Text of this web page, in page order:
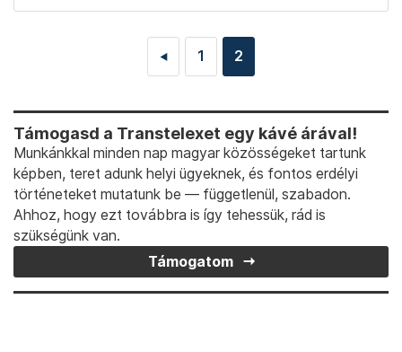
◄ 1 2
Támogasd a Transtelexet egy kávé árával!
Munkánkkal minden nap magyar közösségeket tartunk
képben, teret adunk helyi ügyeknek, és fontos erdélyi
történeteket mutatunk be — függetlenül, szabadon.
Ahhoz, hogy ezt továbbra is így tehessük, rád is
szükségünk van.
Támogatom